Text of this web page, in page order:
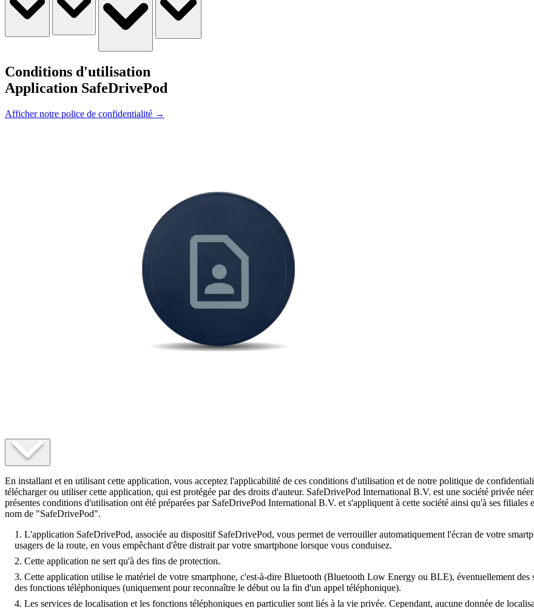
Conditions d'utilisation
Application SafeDrivePod
Afficher notre police de confidentialité →
En installant et en utilisant cette application, vous acceptez l'applicabilité de ces conditions d'utilisation et de notre politique de
télécharger ou utiliser cette application, qui est protégée par des droits d'auteur. SafeDrivePod International B.V. est une société privée
présentes conditions d'utilisation ont été préparées par SafeDrivePod International B.V. et s'appliquent à cette société ainsi qu'à ses
nom de "SafeDrivePod".
L'application SafeDrivePod, associée au dispositif SafeDrivePod, vous permet de verrouiller automatiquement l'écran de votre
usagers de la route, en vous empêchant d'être distrait par votre smartphone lorsque vous conduisez.
Cette application ne sert qu'à des fins de protection.
Cette application utilise le matériel de votre smartphone, c'est-à-dire Bluetooth (Bluetooth Low Energy ou BLE), éventuellement
des fonctions téléphoniques (uniquement pour reconnaître le début ou la fin d'un appel téléphonique).
Les services de localisation et les fonctions téléphoniques en particulier sont liés à la vie privée. Cependant, aucune donnée de